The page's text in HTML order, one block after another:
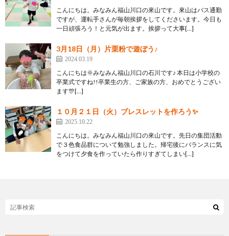
こんにちは。みなみん福山川口の來山です。來山はバス通勤
ですが、運転手さんが毎朝挨拶をしてくださいます。今日も
一日頑張ろう！と元気が出ます。挨拶って大事[…]
3月18日（月）片栗粉で遊ぼう♪
2024.03.19
こんにちは🌞みなみん福山川口の石川です♪ 本日は小学校の
卒業式ですね!!卒業生の方、ご家族の方、おめでとうござい
ます🎊[…]
１０月２１日（火）ブレスレットを作ろう✨
2025.10.22
こんにちは。みなみん福山川口の來山です。先日の集団活動
で３色食品群について勉強しました。帰宅後にバランスに気
をつけて夕食を作っていたら作りすぎてしまい[…]